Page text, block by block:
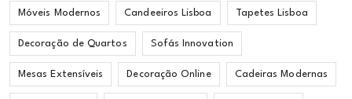
Móveis Modernos Candeeiros Lisboa Tapetes Lisboa
Decoração de Quartos Sofás Innovation
Mesas Extensíveis Decoração Online Cadeiras Modernas